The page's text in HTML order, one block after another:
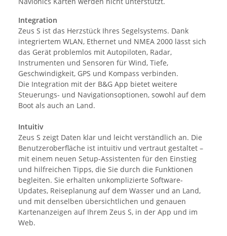
Integration
Zeus S ist das Herzstück Ihres Segelsystems. Dank
integriertem WLAN, Ethernet und NMEA 2000 lässt sich
das Gerät problemlos mit Autopiloten, Radar,
Instrumenten und Sensoren für Wind, Tiefe,
Geschwindigkeit, GPS und Kompass verbinden.
Die Integration mit der B&G App bietet weitere
Steuerungs- und Navigationsoptionen, sowohl auf dem
Boot als auch an Land.
Intuitiv
Zeus S zeigt Daten klar und leicht verständlich an. Die
Benutzeroberfläche ist intuitiv und vertraut gestaltet –
mit einem neuen Setup-Assistenten für den Einstieg
und hilfreichen Tipps, die Sie durch die Funktionen
begleiten. Sie erhalten unkomplizierte Software-
Updates, Reiseplanung auf dem Wasser und an Land,
und mit denselben übersichtlichen und genauen
Kartenanzeigen auf Ihrem Zeus S, in der App und im
Web.